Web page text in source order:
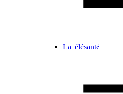
La télésanté